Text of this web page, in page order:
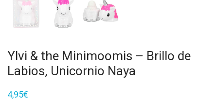
Ylvi & the Minimoomis – Brillo de
Labios, Unicornio Naya
4,95€